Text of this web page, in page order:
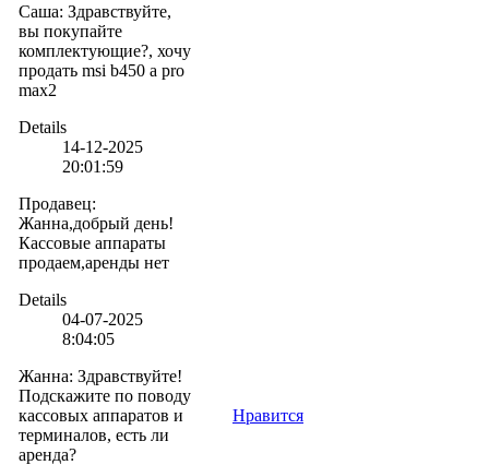
Саша: Здравствуйте,
вы покупайте
комплектующие?, хочу
продать msi b450 a pro
max2
Details
14-12-2025
20:01:59
Продавец:
Жанна,добрый день!
Кассовые аппараты
продаем,аренды нет
Details
04-07-2025
8:04:05
Жанна: Здравствуйте!
Подскажите по поводу
кассовых аппаратов и
терминалов, есть ли
аренда?
Нравится